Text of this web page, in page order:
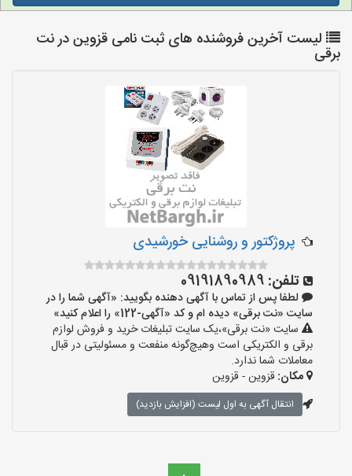
لیست آخرین فروشنده های ثبت نامی قزوین در نت
برقی
پروژکتور و روشنایی خورشیدی
تلفن: 09191890989
لطفا پس از تماس با آگهی دهنده بگویید: «آگهی شما را در
سایت «نت برقی» دیده ام و کد «آگهی-122» را اعلام کنید»
سایت «نت برقی»،یک سایت تبلیغات خرید و فروش لوازم
برقی و الکتریکی است وهیچ‌گونه منفعت و مسئولیتی در قبال
معاملات شما ندارد.
مکان: قزوین - قزوین
انتقال آگهی به اول لیست (افزایش بازدید)